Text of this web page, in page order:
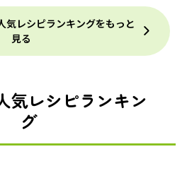
気レシピランキングをもっと
見る
気レシピランキン
グ